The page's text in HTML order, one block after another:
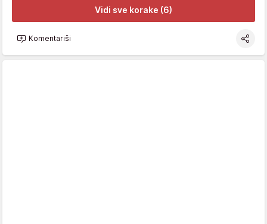
Vidi sve korake (6)
Komentariši